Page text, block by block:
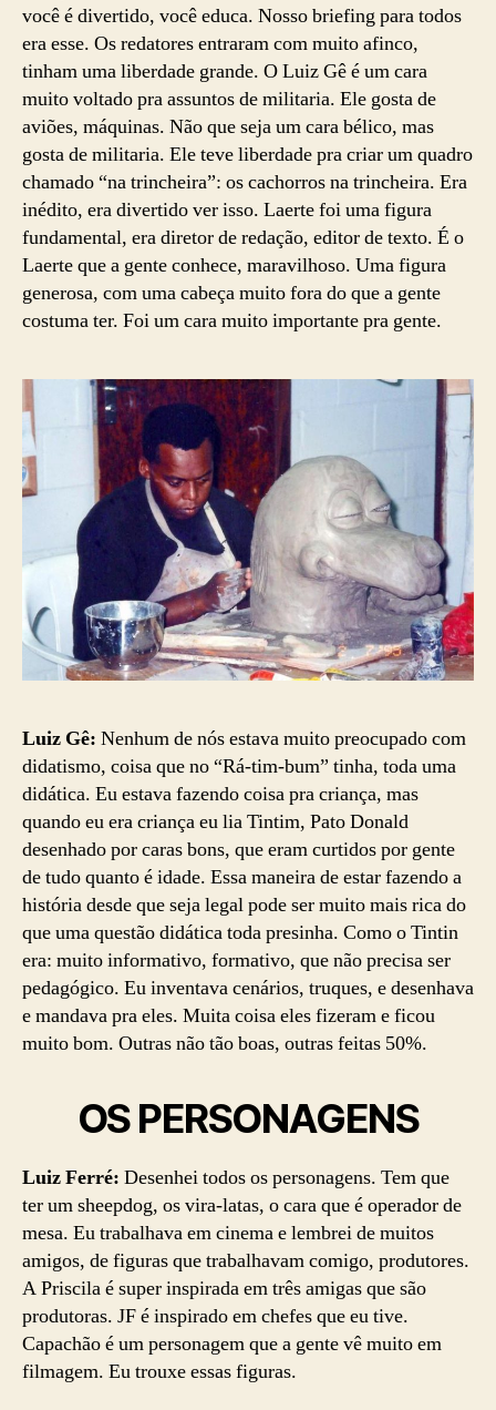
você é divertido, você educa. Nosso briefing para todos
era esse. Os redatores entraram com muito afinco,
tinham uma liberdade grande. O Luiz Gê é um cara
muito voltado pra assuntos de militaria. Ele gosta de
aviões, máquinas. Não que seja um cara bélico, mas
gosta de militaria. Ele teve liberdade pra criar um quadro
chamado “na trincheira”: os cachorros na trincheira. Era
inédito, era divertido ver isso. Laerte foi uma figura
fundamental, era diretor de redação, editor de texto. É o
Laerte que a gente conhece, maravilhoso. Uma figura
generosa, com uma cabeça muito fora do que a gente
costuma ter. Foi um cara muito importante pra gente.
Luiz Gê: Nenhum de nós estava muito preocupado com
didatismo, coisa que no “Rá-tim-bum” tinha, toda uma
didática. Eu estava fazendo coisa pra criança, mas
quando eu era criança eu lia Tintim, Pato Donald
desenhado por caras bons, que eram curtidos por gente
de tudo quanto é idade. Essa maneira de estar fazendo a
história desde que seja legal pode ser muito mais rica do
que uma questão didática toda presinha. Como o Tintin
era: muito informativo, formativo, que não precisa ser
pedagógico. Eu inventava cenários, truques, e desenhava
e mandava pra eles. Muita coisa eles fizeram e ficou
muito bom. Outras não tão boas, outras feitas 50%.
OS PERSONAGENS
Luiz Ferré: Desenhei todos os personagens. Tem que
ter um sheepdog, os vira-latas, o cara que é operador de
mesa. Eu trabalhava em cinema e lembrei de muitos
amigos, de figuras que trabalhavam comigo, produtores.
A Priscila é super inspirada em três amigas que são
produtoras. JF é inspirado em chefes que eu tive.
Capachão é um personagem que a gente vê muito em
filmagem. Eu trouxe essas figuras.